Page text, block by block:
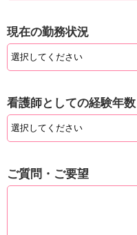
現在の勤務状況
看護師としての経験年数
ご質問・ご要望